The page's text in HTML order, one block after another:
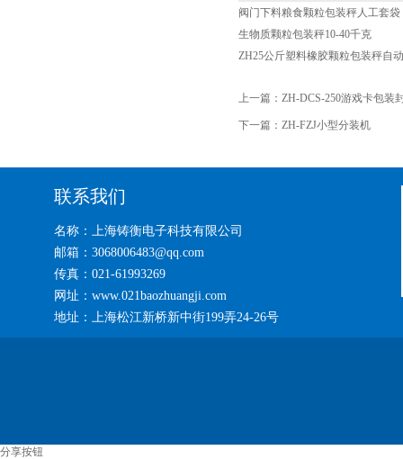
阀门下料粮食颗粒包装秤人工套袋
生物质颗粒包装秤10-40千克
ZH25公斤塑料橡胶颗粒包装秤自
上一篇： ZH-DCS-250游戏卡包装
下一篇： ZH-FZJ小型分装机
联系我们
名称：上海铸衡电子科技有限公司
邮箱：3068006483@qq.com
传真：021-61993269
网址：www.021baozhuangji.com
地址：上海松江新桥新中街199弄24-26号
分享按钮